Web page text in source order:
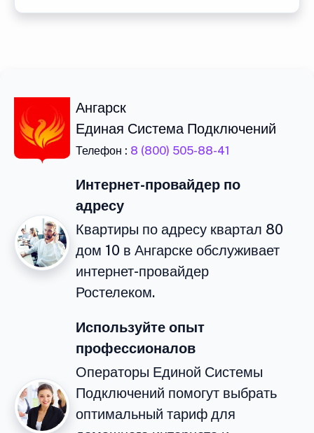
Ангарск
Единая Система Подключений
Телефон : 8 (800) 505-88-41
Интернет-провайдер по
адресу
Квартиры по адресу квартал 80
дом 10 в Ангарске обслуживает
интернет-провайдер
Ростелеком.
Используйте опыт
профессионалов
Операторы Единой Системы
Подключений помогут выбрать
оптимальный тариф для